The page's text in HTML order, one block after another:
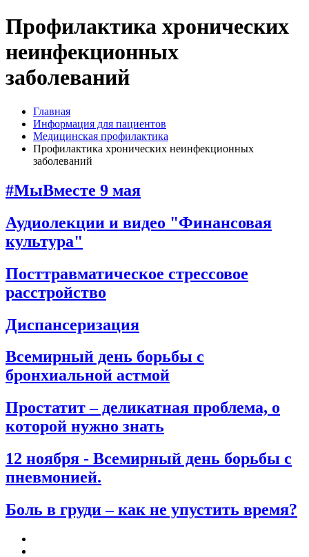
Профилактика хронических
неинфекционных
заболеваний
Главная
Информация для пациентов
Медицинская профилактика
Профилактика хронических неинфекционных
заболеваний
#МыВместе 9 мая
Аудиолекции и видео "Финансовая
культура"
Посттравматическое стрессовое
расстройство
Диспансеризация
Всемирный день борьбы с
бронхиальной астмой
Простатит – деликатная проблема, о
которой нужно знать
12 ноября - Всемирный день борьбы с
пневмонией.
Боль в груди – как не упустить время?